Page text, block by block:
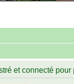
et connecté